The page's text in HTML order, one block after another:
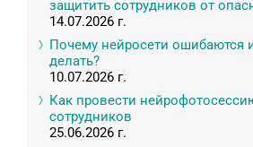
защитить сотрудников от
14.07.2026 г.
Почему нейросети ошибаются
делать?
10.07.2026 г.
Как провести
сотрудников
25.06.2026 г.